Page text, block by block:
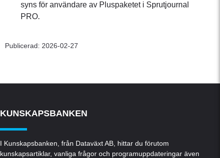
syns för användare av Pluspaketet i Sprutjournal
PRO.
Publicerad: 2026-02-27
KUNSKAPSBANKEN
I Kunskapsbanken, från Dataväxt AB, hittar du förutom
kunskapsartiklar, vanliga frågor och programuppdateringar även